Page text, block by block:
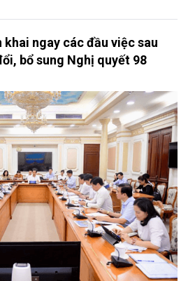
khai ngay các đầu việc sau
bổ sung Nghị quyết 98